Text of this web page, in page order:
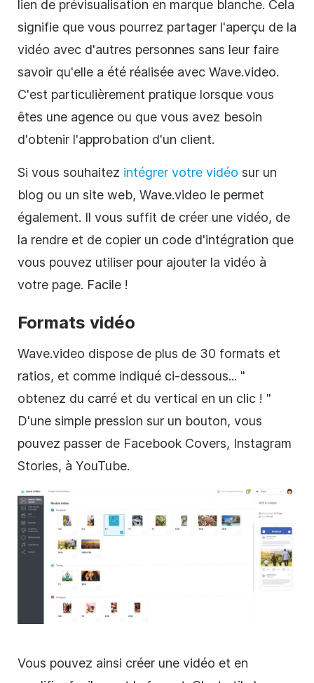
lien de prévisualisation en marque blanche. Cela
signifie que vous pourrez partager l'aperçu de la
vidéo avec d'autres personnes sans leur faire
savoir qu'elle a été réalisée avec Wave.video.
C'est particulièrement pratique lorsque vous
êtes une agence ou que vous avez besoin
d'obtenir l'approbation d'un client.
Si vous souhaitez intégrer votre vidéo sur un
blog ou un site web, Wave.video le permet
également. Il vous suffit de créer une vidéo, de
la rendre et de copier un code d'intégration que
vous pouvez utiliser pour ajouter la vidéo à
votre page. Facile !
Formats vidéo
Wave.video dispose de plus de 30 formats et
ratios, et comme indiqué ci-dessous... "
obtenez du carré et du vertical en un clic ! "
D'une simple pression sur un bouton, vous
pouvez passer de Facebook Covers, Instagram
Stories, à YouTube.
Vous pouvez ainsi créer une vidéo et en